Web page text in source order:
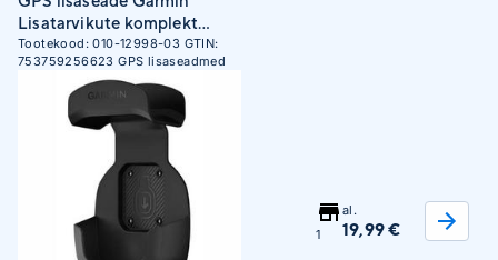
Lisatarvikute komplekt
Tread jaoks
Tootekood:010-12998-03 GTIN:
753759256623 GPS lisaseadmed
1
al.
19,99 €